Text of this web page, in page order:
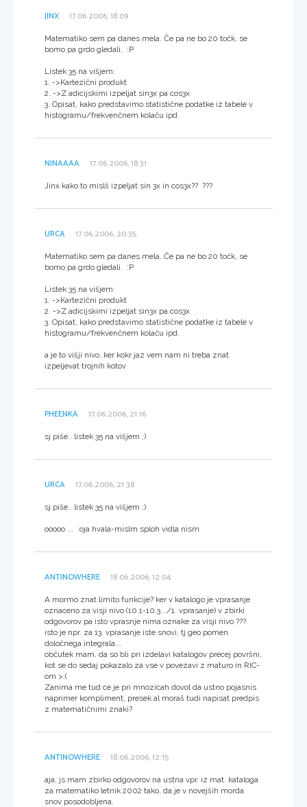
JINX 17.06.2006, 18:09
Matematiko sem pa danes mela. Če pa ne bo 20 točk, se
bomo pa grdo gledali. :P
Listek 35 na višjem:
1. ->Kartezični produkt
2. ->Z adicijskimi izpeljat sin3x pa cos3x
3. Opisat, kako predstavimo statistične podatke iz tabele v
histogramu/frekvenčnem kolaču ipd.
NINAAAA 17.06.2006, 18:31
Jinx kako to mislš izpeljat sin 3x in cos3x?? ???
URCA 17.06.2006, 20:35
Matematiko sem pa danes mela. Če pa ne bo 20 točk, se
bomo pa grdo gledali. :P
Listek 35 na višjem:
1. ->Kartezični produkt
2. ->Z adicijskimi izpeljat sin3x pa cos3x
3. Opisat, kako predstavimo statistične podatke iz tabele v
histogramu/frekvenčnem kolaču ipd.
a je to višji nivo, ker kokr jaz vem nam ni treba znat
izpeljevat trojnih kotov
PHEENKA 17.06.2006, 21:16
sj piše.. listek 35 na višjem ;)
URCA 17.06.2006, 21:38
sj piše.. listek 35 na višjem ;)
ooooo ... :oja hvala-mislm sploh vidla nism
ANTINOWHERE 18.06.2006, 12:04
A mormo znat limito funkcije? ker v katalogo je vprasanje
oznaceno za visji nivo (10.1-10.3.../1. vprasanje) v zbirki
odgovorov pa isto vprasnje nima oznake za visji nivo ???
isto je npr. za 13. vprasanje iste snovi, tj geo pomen
določnega integrala...
občutek mam, da so bli pri izdelavi katalogov precej površni,
kot se do sedaj pokazalo za vse v povezavi z maturo in RIC-
om >:(
Zanima me tud ce je pri mnozicah dovol da ustno pojasnis
naprimer kompliment, presek al moraš tudi napisat predpis
z matematičnimi znaki?
ANTINOWHERE 18.06.2006, 12:15
aja, js mam zbirko odgovorov na ustna vpr. iz mat. kataloga
za matematiko letnik 2002 tako, da je v novejših morda
snov posodobljena.